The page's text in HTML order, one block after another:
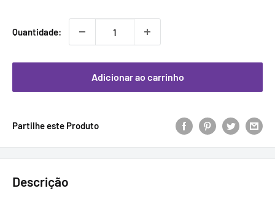
Quantidade:
Adicionar ao carrinho
Partilhe este Produto
Descrição